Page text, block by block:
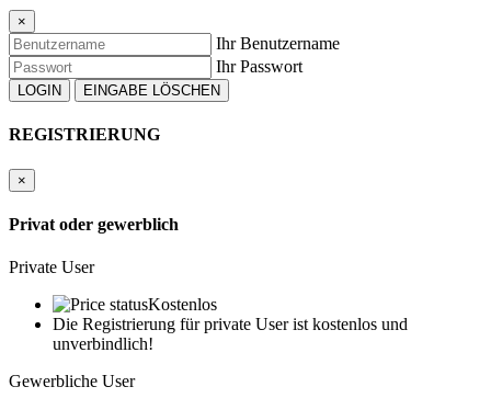
×
Ihr Benutzername
Ihr Passwort
REGISTRIERUNG
×
Privat oder gewerblich
Private User
Kostenlos
Die Registrierung für private User ist kostenlos und
unverbindlich!
Gewerbliche User